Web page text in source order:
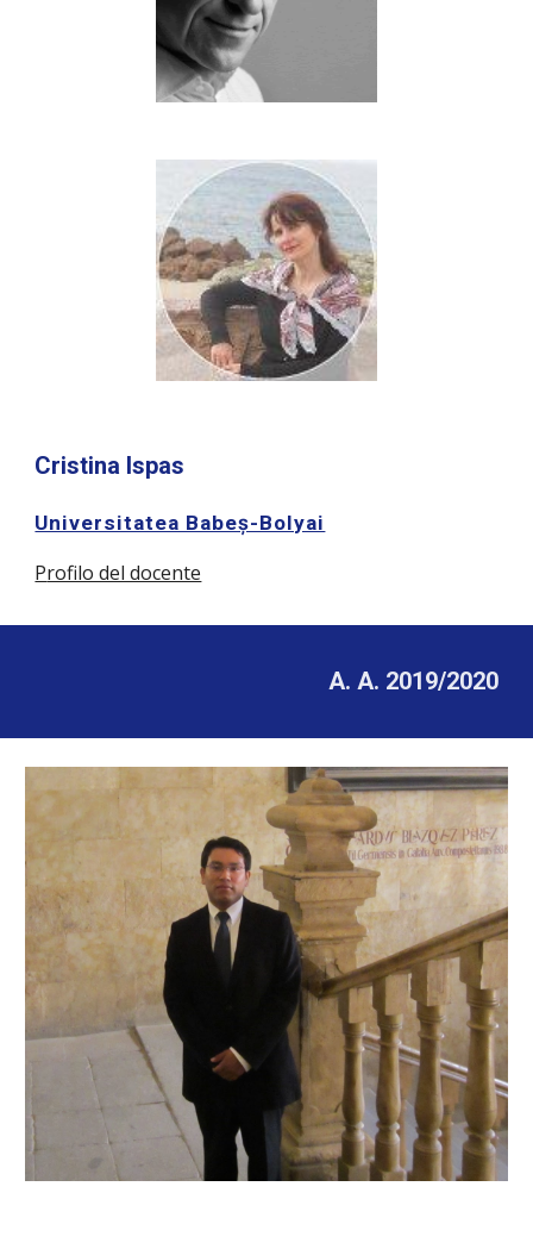
Cristina Ispas
Universitatea Babeș-Bolyai
Profilo del docente
A. A. 2019/2020